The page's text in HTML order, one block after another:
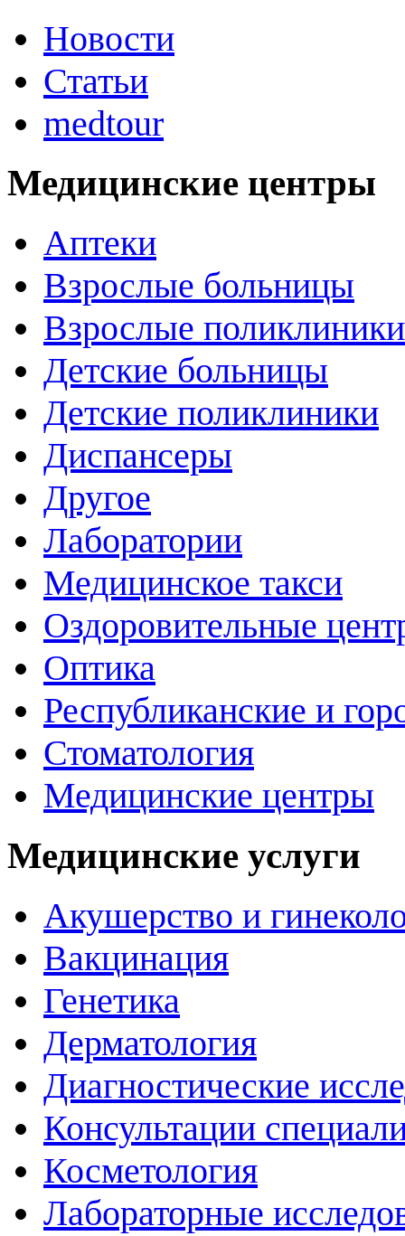
Новости
Статьи
medtour
Медицинские центры
Аптеки
Взрослые больницы
Взрослые поликлиники
Детские больницы
Детские поликлиники
Диспансеры
Другое
Лаборатории
Медицинское такси
Оздоровительные
Оптика
Республиканские и
Стоматология
Медицинские центры
Медицинские услуги
Акушерство и
Вакцинация
Генетика
Дерматология
Диагностические
Консультации
Косметология
Лабораторные